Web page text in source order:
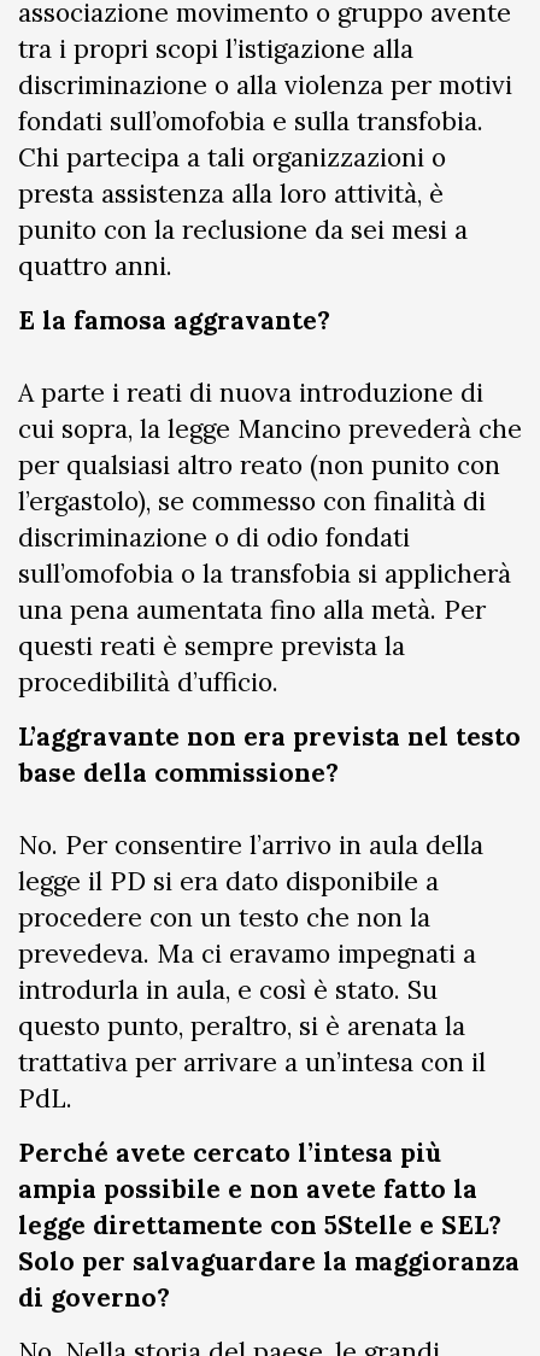
associazione movimento o gruppo avente
tra i propri scopi l’istigazione alla
discriminazione o alla violenza per motivi
fondati sull’omofobia e sulla transfobia.
Chi partecipa a tali organizzazioni o
presta assistenza alla loro attività, è
punito con la reclusione da sei mesi a
quattro anni.
E la famosa aggravante?
A parte i reati di nuova introduzione di
cui sopra, la legge Mancino prevederà che
per qualsiasi altro reato (non punito con
l’ergastolo), se commesso con finalità di
discriminazione o di odio fondati
sull’omofobia o la transfobia si applicherà
una pena aumentata fino alla metà. Per
questi reati è sempre prevista la
procedibilità d’ufficio.
L’aggravante non era prevista nel testo
base della commissione?
No. Per consentire l’arrivo in aula della
legge il PD si era dato disponibile a
procedere con un testo che non la
prevedeva. Ma ci eravamo impegnati a
introdurla in aula, e così è stato. Su
questo punto, peraltro, si è arenata la
trattativa per arrivare a un’intesa con il
PdL.
Perché avete cercato l’intesa più
ampia possibile e non avete fatto la
legge direttamente con 5Stelle e SEL?
Solo per salvaguardare la maggioranza
di governo?